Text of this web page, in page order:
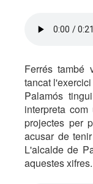
Ferrés també
tancat
Palamós
interpreta
projectes per
acusar de
L'alcalde de
aquestes xifres.